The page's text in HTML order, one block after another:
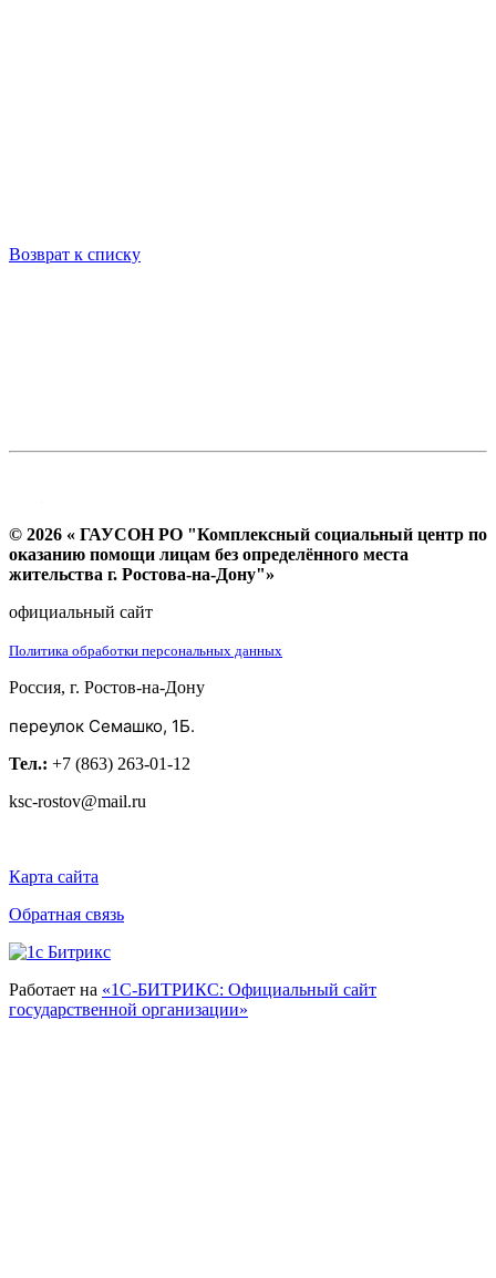
Возврат к списку
© 2026 « ГАУСОН РО "Комплексный социальный центр по
оказанию помощи лицам без определённого места
жительства г. Ростова-на-Дону"»
официальный сайт
Политика обработки персональных данных
Россия, г. Ростов-на-Дону
переулок Семашко, 1Б.
Тел.: +7 (863) 263-01-12
ksc-rostov@mail.ru
Карта сайта
Обратная связь
Работает на «1С-БИТРИКС: Официальный сайт
государственной организации»